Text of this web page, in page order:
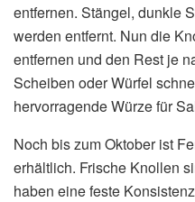
entfernen. Stängel, dunkle
werden entfernt. Nun die
entfernen und den Rest je
Scheiben oder Würfel
hervorragende Würze für
Noch bis zum Oktober ist
erhältlich. Frische Knollen
haben eine feste